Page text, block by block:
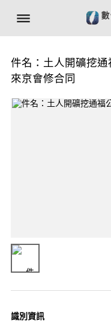
件名：土人開礦挖
來京會修合同
識別資訊